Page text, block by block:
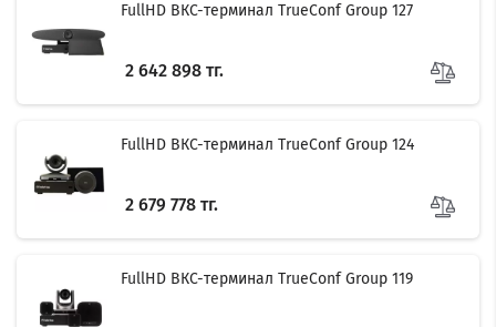
FullHD ВКС-терминал TrueConf Group 127
2 642 898 тг.
FullHD ВКС-терминал TrueConf Group 124
2 679 778 тг.
FullHD ВКС-терминал TrueConf Group 119